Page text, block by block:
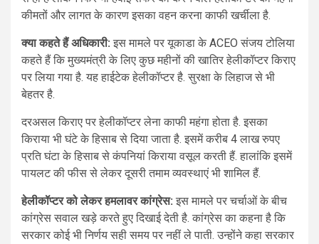
कीमतों और लागत के कारण इसका वहन करना काफी खर्चीला है.
क्या कहते हैं अधिकारी: इस मामले पर यूकाडा के ACEO संजय टोलिया
कहते हैं कि मुख्यमंत्री के लिए कुछ महीनों की खातिर हेलीकॉप्टर किराए
पर लिया गया है. यह हाईटेक हेलीकॉप्टर है. सुरक्षा के लिहाज से भी
बेहतर है.
दरअसल किराए पर हेलीकॉप्टर लेना काफी महंगा होता है. इसका
किराया भी घंटे के हिसाब से दिया जाता है. इसमें करीब 4 लाख रुपए
प्रति घंटा के हिसाब से कंपनियां किराया वसूल करती हैं. हालांकि इसमें
पायलट की फीस से लेकर दूसरी तमाम व्यवस्थाएं भी शामिल हैं.
हेलीकॉप्टर को लेकर हमलावर कांग्रेस: इस मामले पर चर्चाओं के बीच
कांग्रेस सवाल खड़े करते हुए दिखाई देती है. कांग्रेस का कहना है कि
सरकार कोई भी निर्णय सही समय पर नहीं ले पाती. उन्होंने कहा सरकार